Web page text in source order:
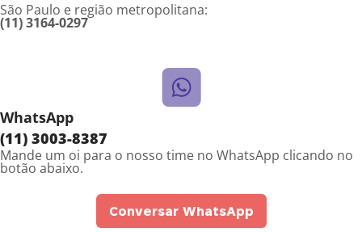
São Paulo e região metropolitana:
(11) 3164-0297
WhatsApp
(11) 3003-8387
Mande um oi para o nosso time no WhatsApp clicando no
botão abaixo.
Conversar WhatsApp